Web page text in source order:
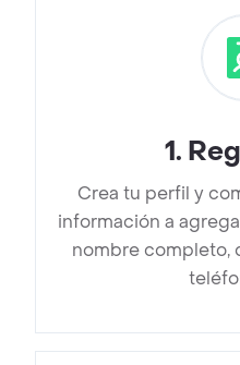
1.
Crea tu perfil y
información a
nombre completo,